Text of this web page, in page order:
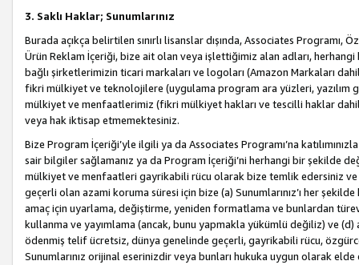
3. Saklı Haklar; Sunumlarınız
Burada açıkça belirtilen sınırlı lisanslar dışında, Associates Programı,
Ürün Reklam İçeriği, bize ait olan veya işlettiğimiz alan adları,
bağlı şirketlerimizin ticari markaları ve logoları (Amazon Markaları
fikri mülkiyet ve teknolojilere (uygulama program ara yüzleri,
mülkiyet ve menfaatlerimiz (fikri mülkiyet hakları ve tescilli haklar
veya hak iktisap etmemektesiniz.
Bize Program İçeriği’yle ilgili ya da Associates Programı’na
sair bilgiler sağlamanız ya da Program İçeriği’ni herhangi bir şekilde
mülkiyet ve menfaatleri gayrikabili rücu olarak bize temlik edersiniz ve
geçerli olan azami koruma süresi için bize (a) Sunumlarınız’ı her
amaç için uyarlama, değiştirme, yeniden formatlama ve bunlardan türev
kullanma ve yayımlama (ancak, bunu yapmakla yükümlü değiliz) ve
ödenmiş telif ücretsiz, dünya genelinde geçerli, gayrikabili rücu,
Sunumlarınız orijinal eserinizdir veya bunları hukuka uygun olarak